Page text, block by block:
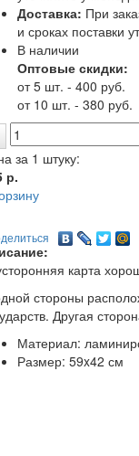
Доставка: При
и сроках поставки
В наличии
Оптовые скидки:
от 5 шт. - 400 руб.
от 10 шт. - 380 руб.
за 1 штуку:
р.
карта
стороны
Другая
Материал:
Размер: 59x42 см